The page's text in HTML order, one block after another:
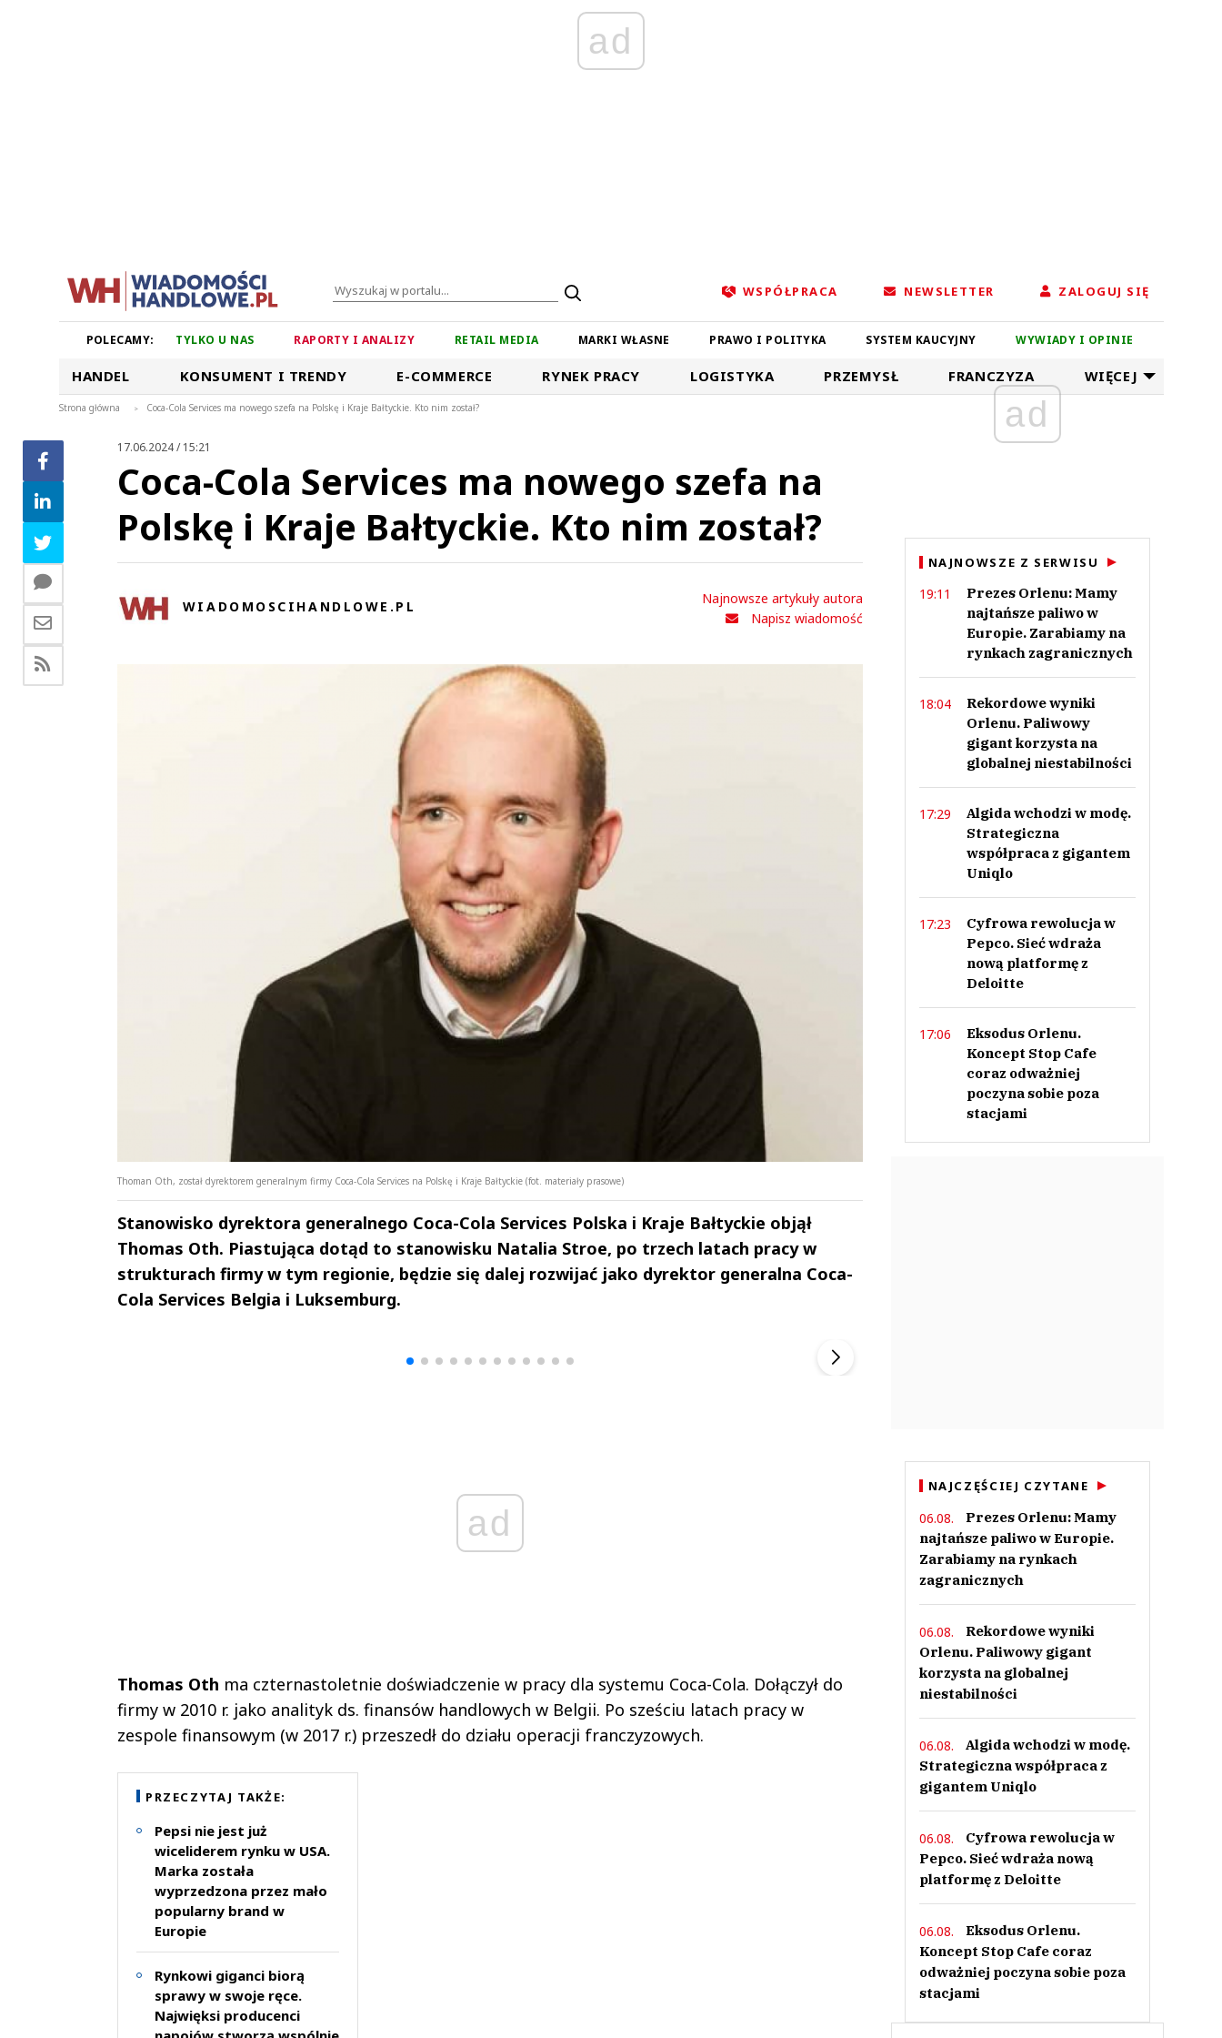
ad
WSPÓŁPRACA NEWSLETTER ZALOGUJ SIĘ
POLECAMY: TYLKO U NAS RAPORTY I ANALIZY RETAIL MEDIA MARKI WŁASNE PRAWO I POLITYKA SYSTEM KAUCYJNY WYWIADY I OPINIE
HANDEL KONSUMENT I TRENDY E-COMMERCE RYNEK PRACY LOGISTYKA PRZEMYSŁ FRANCZYZA WIĘCEJ
Strona główna > Coca-Cola Services ma nowego szefa na Polskę i Kraje Bałtyckie. Kto nim został?
17.06.2024 / 15:21
Coca-Cola Services ma nowego szefa na
Polskę i Kraje Bałtyckie. Kto nim został?
WIADOMOSCIHANDLOWE.PL
Najnowsze artykuły autora
Napisz wiadomość
Thoman Oth, został dyrektorem generalnym firmy Coca-Cola Services na Polskę i Kraje Bałtyckie (fot. materiały prasowe)
Stanowisko dyrektora generalnego Coca-Cola Services Polska i Kraje Bałtyckie objął
Thomas Oth. Piastująca dotąd to stanowisku Natalia Stroe, po trzech latach pracy w
strukturach firmy w tym regionie, będzie się dalej rozwijać jako dyrektor generalna Coca-
Cola Services Belgia i Luksemburg.
ad
Thomas Oth ma czternastoletnie doświadczenie w pracy dla systemu Coca-Cola. Dołączył do
firmy w 2010 r. jako analityk ds. finansów handlowych w Belgii. Po sześciu latach pracy w
zespole finansowym (w 2017 r.) przeszedł do działu operacji franczyzowych.
PRZECZYTAJ TAKŻE:
Pepsi nie jest już
wiceliderem rynku w USA.
Marka została
wyprzedzona przez mało
popularny brand w
Europie
Rynkowi giganci biorą
sprawy w swoje ręce.
Najwięksi producenci
Andrzej i Marta
Marta i Andrzej
ad
NAJNOWSZE Z SERWISU
19:11
Prezes Orlenu: Mamy
najtańsze paliwo w
Europie. Zarabiamy na
rynkach zagranicznych
18:04
Rekordowe wyniki
Orlenu. Paliwowy
gigant korzysta na
globalnej niestabilności
17:29
Algida wchodzi w modę.
Strategiczna
współpraca z gigantem
Uniqlo
17:23
Cyfrowa rewolucja w
Pepco. Sieć wdraża
nową platformę z
Deloitte
17:06
Eksodus Orlenu.
Koncept Stop Cafe
coraz odważniej
poczyna sobie poza
stacjami
NAJCZĘŚCIEJ CZYTANE
06.08.
Prezes Orlenu: Mamy
najtańsze paliwo w Europie.
Zarabiamy na rynkach
zagranicznych
06.08.
Rekordowe wyniki
Orlenu. Paliwowy gigant
korzysta na globalnej
niestabilności
06.08.
Algida wchodzi w modę.
Strategiczna współpraca z
gigantem Uniqlo
06.08.
Cyfrowa rewolucja w
Pepco. Sieć wdraża nową
platformę z Deloitte
06.08.
Eksodus Orlenu.
Koncept Stop Cafe coraz
odważniej poczyna sobie poza
stacjami